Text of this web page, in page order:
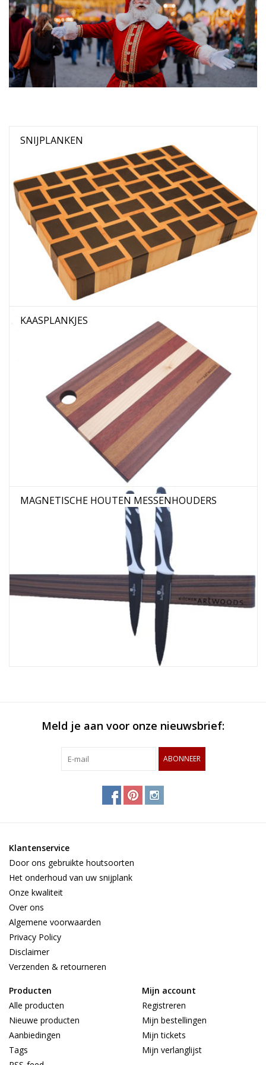
SNIJPLANKEN
KAASPLANKJES
MAGNETISCHE HOUTEN MESSENHOUDERS
Meld je aan voor onze nieuwsbrief:
ABONNEER
Klantenservice
Door ons gebruikte houtsoorten
Het onderhoud van uw snijplank
Onze kwaliteit
Over ons
Algemene voorwaarden
Privacy Policy
Disclaimer
Verzenden & retourneren
Producten
Alle producten
Nieuwe producten
Aanbiedingen
Tags
Mijn account
Registreren
Mijn bestellingen
Mijn tickets
Mijn verlanglijst